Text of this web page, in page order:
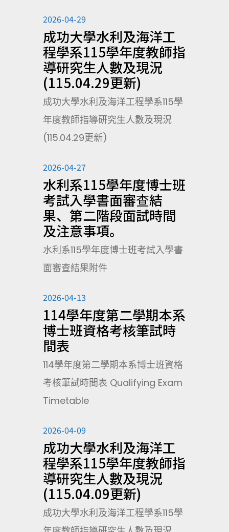
2026-04-29
成功大學水利及海洋工
程學系115學年度教師指
導研究生人數及現況
(115.04.29更新)
成功大學水利及海洋工程學系115學
年度教師指導研究生人數及現況
(115.04.29更新)
2026-04-27
水利系115學年度博士班
考試入學書面審查結
果、第二階段面試時間
及注意事項。
水利系115學年度博士班考試入學書
面審查結果附件
2026-04-13
114學年度第二學期本系
博士班資格考核筆試時
間表
114學年度第二學期本系博士班資格
考核筆試時間表 Qualifying Exam
Timetable
2026-04-09
成功大學水利及海洋工
程學系115學年度教師指
導研究生人數及現況
(115.04.09更新)
成功大學水利及海洋工程學系115學